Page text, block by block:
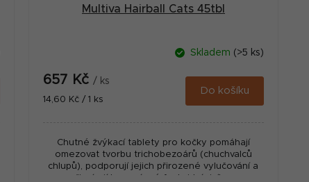
Multiva Hairball Cats 45tbl
Skladem (>5 ks)
657 Kč/ ks
Měrná
14,60 Kč / 1 ks
Do košíku
Chutné žvýkací tablety pro kočky pomáhají
omezovat tvorbu trichobezoárů (chuchvalců
chlupů), podporují jejich přirozené vylučování a